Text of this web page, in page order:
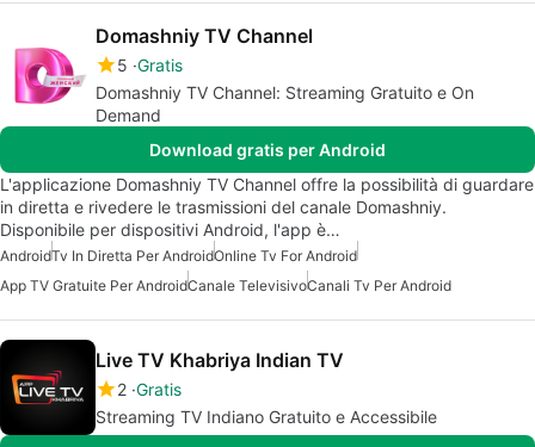
Domashniy TV Channel
5 Gratis
Domashniy TV Channel: Streaming Gratuito e On
Demand
Download gratis per Android
L'applicazione Domashniy TV Channel offre la possibilità di guardare
in diretta e rivedere le trasmissioni del canale Domashniy.
Disponibile per dispositivi Android, l'app è…
AndroidTv In Diretta Per AndroidOnline Tv For Android
App TV Gratuite Per AndroidCanale TelevisivoCanali Tv Per Android
Live TV Khabriya Indian TV
2 Gratis
Streaming TV Indiano Gratuito e Accessibile